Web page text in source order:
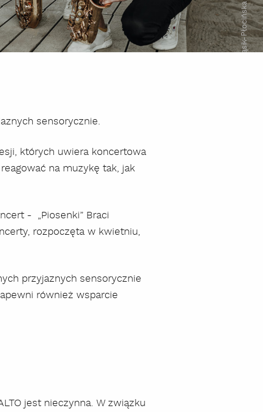
Anita Wąsik-Płocińska
sensorycznie.
których uwiera koncertowa
na muzykę tak, jak
- „Piosenki” Braci
rozpoczęta w kwietniu,
przyjaznych sensorycznie
również wsparcie
jest nieczynna. W związku